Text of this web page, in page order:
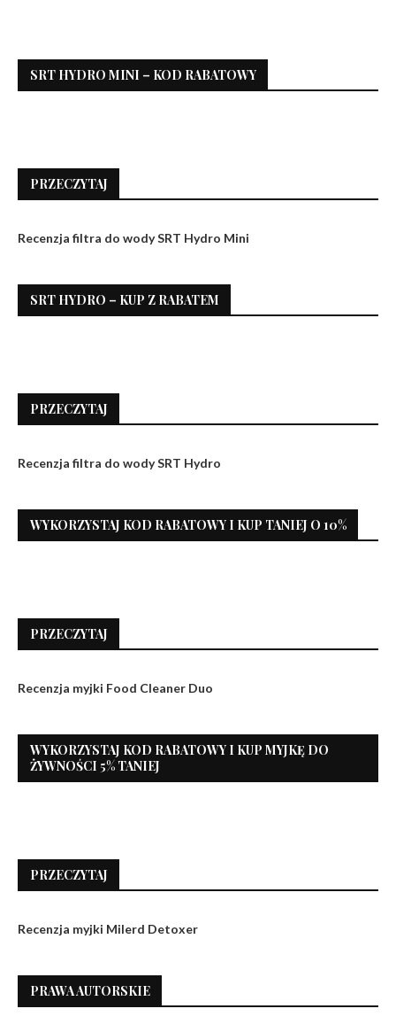
SRT HYDRO MINI – KOD RABATOWY
PRZECZYTAJ
Recenzja filtra do wody SRT Hydro Mini
SRT HYDRO – KUP Z RABATEM
PRZECZYTAJ
Recenzja filtra do wody SRT Hydro
WYKORZYSTAJ KOD RABATOWY I KUP TANIEJ O 10%
PRZECZYTAJ
Recenzja myjki Food Cleaner Duo
WYKORZYSTAJ KOD RABATOWY I KUP MYJKĘ DO
ŻYWNOŚCI 5% TANIEJ
PRZECZYTAJ
Recenzja myjki Milerd Detoxer
PRAWA AUTORSKIE